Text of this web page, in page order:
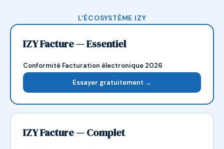
L'ÉCOSYSTÈME IZY
IZY Facture — Essentiel
Conformité Facturation électronique 2026
Essayer gratuitement →
IZY Facture — Complet